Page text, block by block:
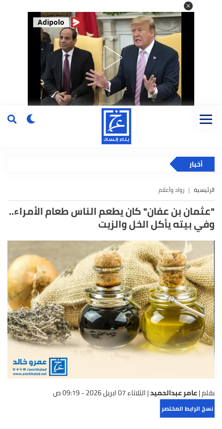
Adipolo
أخبار
الرئيسية رواد وأعلام
"عثمان بن عفان" كان يطعم الناس طعام الأمراء..
وفي بيته يأكل الخل والزيت
بقلم |عامر عبدالحميد|الثلاثاء 07 ابريل 2026 - 09:19 ص
نسخ الرابط المختصر